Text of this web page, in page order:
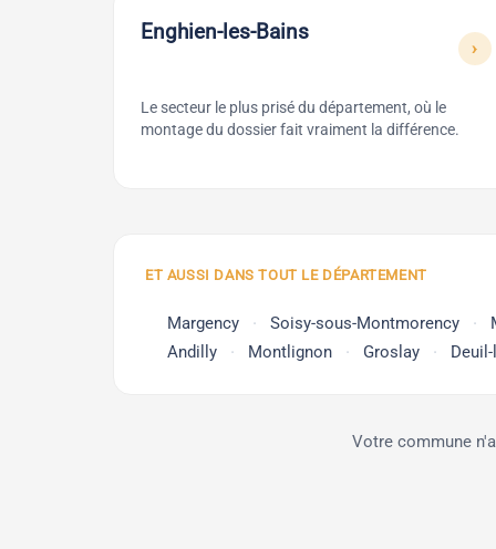
Enghien-les-Bains
›
Le secteur le plus prisé du département, où le
montage du dossier fait vraiment la différence.
ET AUSSI DANS TOUT LE DÉPARTEMENT
Margency Soisy-sous-Montmorency
Andilly
Montlignon Groslay
Votre commune